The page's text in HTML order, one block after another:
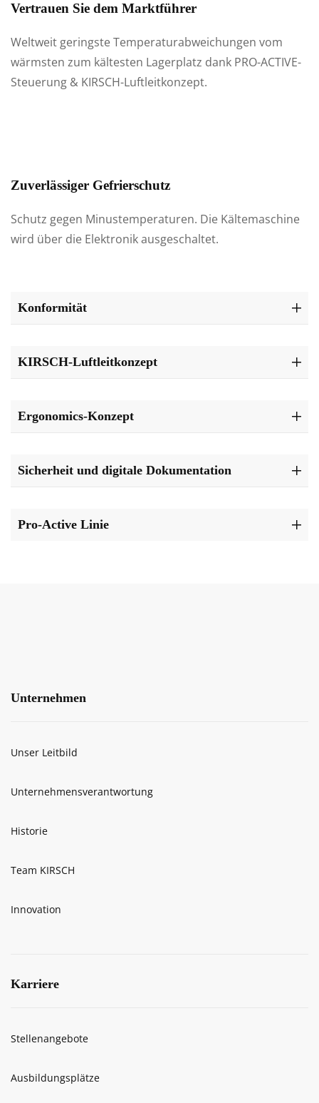
Vertrauen Sie dem Marktführer
Weltweit geringste Temperaturabweichungen vom
wärmsten zum kältesten Lagerplatz dank PRO-ACTIVE-
Steuerung & KIRSCH-Luftleitkonzept.
Zuverlässiger Gefrierschutz
Schutz gegen Minustemperaturen. Die Kältemaschine
wird über die Elektronik ausgeschaltet.
Konformität
KIRSCH-Luftleitkonzept
Ergonomics-Konzept
Sicherheit und digitale Dokumentation
Pro-Active Linie
Unternehmen
Unser Leitbild
Unternehmensverantwortung
Historie
Team KIRSCH
Innovation
Karriere
Stellenangebote
Ausbildungsplätze